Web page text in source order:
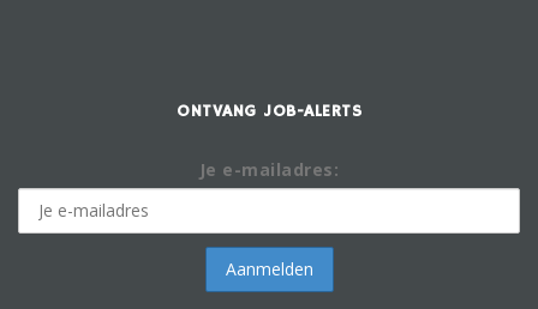
ONTVANG JOB-ALERTS
Je e-mailadres: